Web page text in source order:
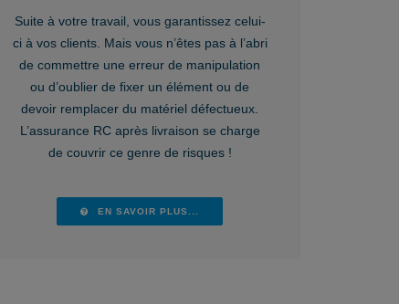
Suite à votre travail, vous garantissez celui-
ci à vos clients. Mais vous n’êtes pas à l’abri
de commettre une erreur de manipulation
ou d’oublier de fixer un élément ou de
devoir remplacer du matériel défectueux.
L’assurance RC après livraison se charge
de couvrir ce genre de risques !
EN SAVOIR PLUS...